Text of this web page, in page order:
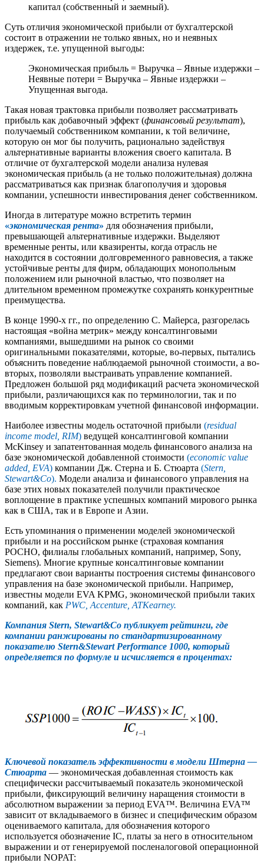
капитал (собственный и заемный).
Суть отличия экономической прибыли от бухгалтерской
состоит в отражении не только явных, но и неявных
издержек, т.е. упущенной выгоды:
Экономическая прибыль = Выручка – Явные издержки –
Неявные потери = Выручка – Явные издержки –
Упущенная выгода.
Такая новая трактовка прибыли позволяет рассматривать
прибыль как добавочный эффект (финансовый результат),
получаемый собственником компании, к той величине,
которую он мог бы получить, рационально задействуя
альтернативные варианты вложения своего капитала. В
отличие от бухгалтерской модели анализа нулевая
экономическая прибыль (а не только положительная) должна
рассматриваться как признак благополучия и здоровья
компании, успешности инвестирования денег собственником.
Иногда в литературе можно встретить термин
«экономическая рента» для обозначения прибыли,
превышающей альтернативные издержки. Выделяют
временные ренты, или квазиренты, когда отрасль не
находится в состоянии долговременного равновесия, а также
устойчивые ренты для фирм, обладающих монопольным
положением или рыночной властью, что позволяет на
длительном временном промежутке сохранять конкурентные
преимущества.
В конце 1990-х гг., по определению С. Майерса, разгорелась
настоящая «война метрик» между консалтинговыми
компаниями, вышедшими на рынок со своими
оригинальными показателями, которые, во-первых, пытались
объяснить поведение наблюдаемой рыночной стоимости, а во-
вторых, позволяли выстраивать управление компанией.
Предложен большой ряд модификаций расчета экономической
прибыли, различающихся как по терминологии, так и по
вводимым корректировкам учетной финансовой информации.
Наиболее известны модель остаточной прибыли (residual
income model, RIM) ведущей консалтинговой компании
McKinsey и запатентованная модель финансового анализа на
базе экономической добавленной стоимости (economic value
added, EVA) компании Дж. Стерна и Б. Стюарта (Stern,
Stewart&Со). Модели анализа и финансового управления на
базе этих новых показателей получили практическое
воплощение в практике успешных компаний мирового рынка
как в США, так и в Европе и Азии.
Есть упоминания о применении моделей экономической
прибыли и на российском рынке (страховая компания
РОСНО, филиалы глобальных компаний, например, Sony,
Siemens). Многие крупные консалтинговые компании
предлагают свои варианты построения системы финансового
управления на базе экономической прибыли. Например,
известны модели EVA KPMG, экономической прибыли таких
компаний, как PWC, Accenture, ATKearney.
Компания Stern, Stewart&Со публикует рейтинги, где
компании ранжированы по стандартизированному
показателю Stern&Stewart Performance 1000, который
определяется по формуле и исчисляется в процентах:
Ключевой показатель эффективности в модели Штерна —
Стюарта — экономическая добавленная стоимость как
специфически рассчитываемый показатель экономической
прибыли, фиксирующий величину наращения стоимости в
абсолютном выражении за период EVA™. Величина EVA™
зависит от вкладываемого в бизнес и специфическим образом
оцениваемого капитала, для обозначения которого
используется обозначение IC, платы за него в относительном
выражении и от генерируемой посленалоговой операционной
прибыли NOPAT: